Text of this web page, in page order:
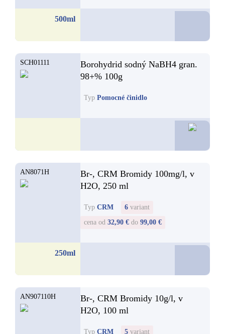
500ml
SCH01111
Borohydrid sodný NaBH4 gran.
98+% 100g
Typ Pomocné činidlo
AN8071H
Br-, CRM Bromidy 100mg/l, v
H2O, 250 ml
Typ CRM 6 variant
cena od 32,90 € do 99,00 €
250ml
AN907110H
Br-, CRM Bromidy 10g/l, v
H2O, 100 ml
Typ CRM 5 variant